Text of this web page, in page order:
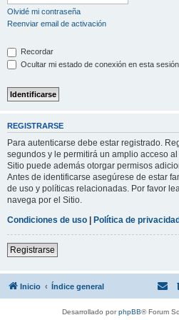
Olvidé mi contraseña
Reenviar email de activación
Recordar
Ocultar mi estado de conexión en esta sesión
REGISTRARSE
Para autenticarse debe estar registrado.
segundos y le permitirá un amplio acceso
Sitio puede además otorgar permisos
Antes de identificarse asegúrese de estar
de uso y políticas relacionadas. Por favor
navega por el Sitio.
Condiciones de uso | Política de
Registrarse
Inicio Índice general
Desarrollado porphpBB® Forum